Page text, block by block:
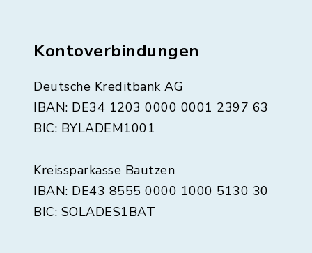
Kontoverbindungen
Deutsche Kreditbank AG
IBAN: DE34 1203 0000 0001 2397 63
BIC: BYLADEM1001
Kreissparkasse Bautzen
IBAN: DE43 8555 0000 1000 5130 30
BIC: SOLADES1BAT